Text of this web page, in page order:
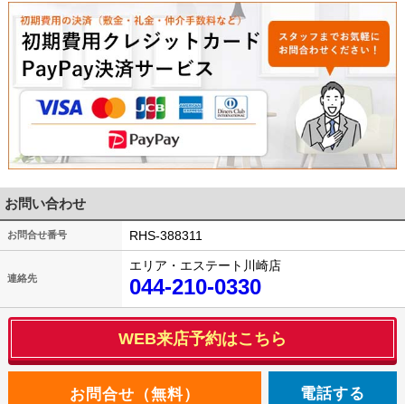
お問い合わせ
お問合せ番号 RHS-388311
連絡先
エリア・エステート川崎店
044-210-0330
WEB来店予約はこちら
電話する